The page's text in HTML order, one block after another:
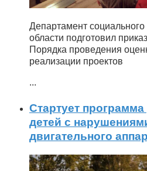
Департамент
области подготовил
Порядка проведения
реализации проектов
...
Стартует
детей с
двигательного